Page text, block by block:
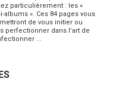
particulièrement : les «
albums ». Ces 84 pages vous
de vous initier ou
perfectionner dans l’art de
...